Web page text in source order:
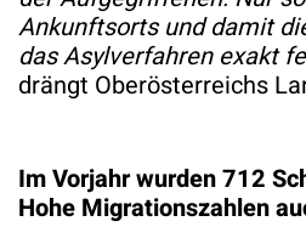
Ankunftsorts und damit
das Asylverfahren exakt
drängt Oberösterreichs
Im Vorjahr wurden 712
Hohe Migrationszahlen